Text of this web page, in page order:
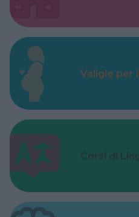
Valigie per
Corsi di